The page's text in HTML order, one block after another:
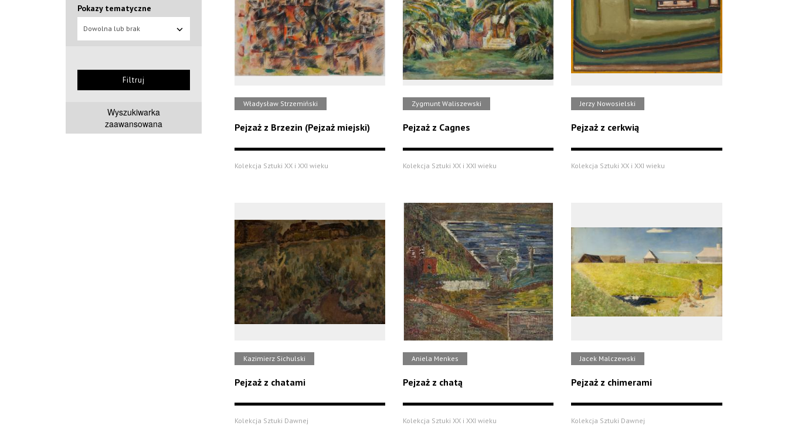
Pokazy tematyczne
Dowolna lub brak
Filtruj
Wyszukiwarka
zaawansowana
Władysław Strzemiński
Pejzaż z Brzezin (Pejzaż miejski)
Kolekcja Sztuki XX i XXI wieku
Zygmunt Waliszewski
Pejzaż z Cagnes
Kolekcja Sztuki XX i XXI wieku
Jerzy Nowosielski
Pejzaż z cerkwią
Kolekcja Sztuki XX i XXI wieku
Kazimierz Sichulski
Pejzaż z chatami
Kolekcja Sztuki Dawnej
Aniela Menkes
Pejzaż z chatą
Kolekcja Sztuki XX i XXI wieku
Jacek Malczewski
Pejzaż z chimerami
Kolekcja Sztuki Dawnej